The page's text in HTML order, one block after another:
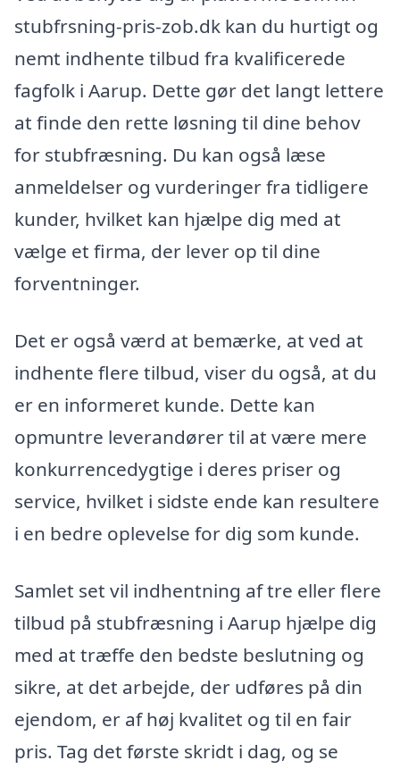
stubfrsning-pris-zob.dk kan du hurtigt og
nemt indhente tilbud fra kvalificerede
fagfolk i Aarup. Dette gør det langt lettere
at finde den rette løsning til dine behov
for stubfræsning. Du kan også læse
anmeldelser og vurderinger fra tidligere
kunder, hvilket kan hjælpe dig med at
vælge et firma, der lever op til dine
forventninger.
Det er også værd at bemærke, at ved at
indhente flere tilbud, viser du også, at du
er en informeret kunde. Dette kan
opmuntre leverandører til at være mere
konkurrencedygtige i deres priser og
service, hvilket i sidste ende kan resultere
i en bedre oplevelse for dig som kunde.
Samlet set vil indhentning af tre eller flere
tilbud på stubfræsning i Aarup hjælpe dig
med at træffe den bedste beslutning og
sikre, at det arbejde, der udføres på din
ejendom, er af høj kvalitet og til en fair
pris. Tag det første skridt i dag, og se